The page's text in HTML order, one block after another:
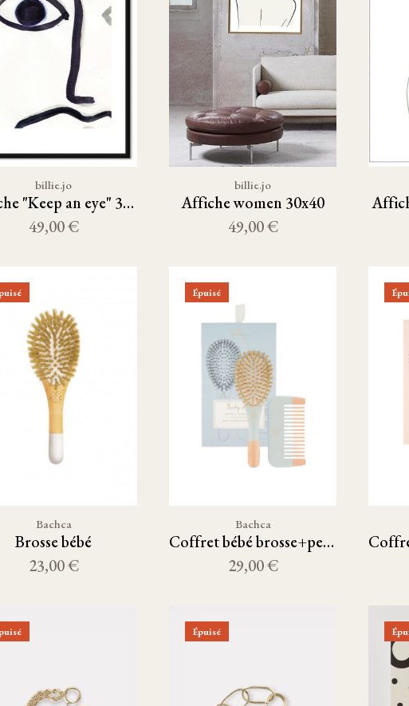
billie.jo
Affiche "Keep an eye" 30x40
49,00 €
billie.jo
Affiche women 30x40
49,00 €
Bachca
Brosse bébé
23,00 €
Épuisé
Bachca
Coffret bébé brosse+peigne
29,00 €
Épuisé